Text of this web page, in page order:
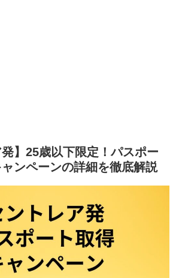
発】25歳以下限定！パスポー
ャンペーンの詳細を徹底解説